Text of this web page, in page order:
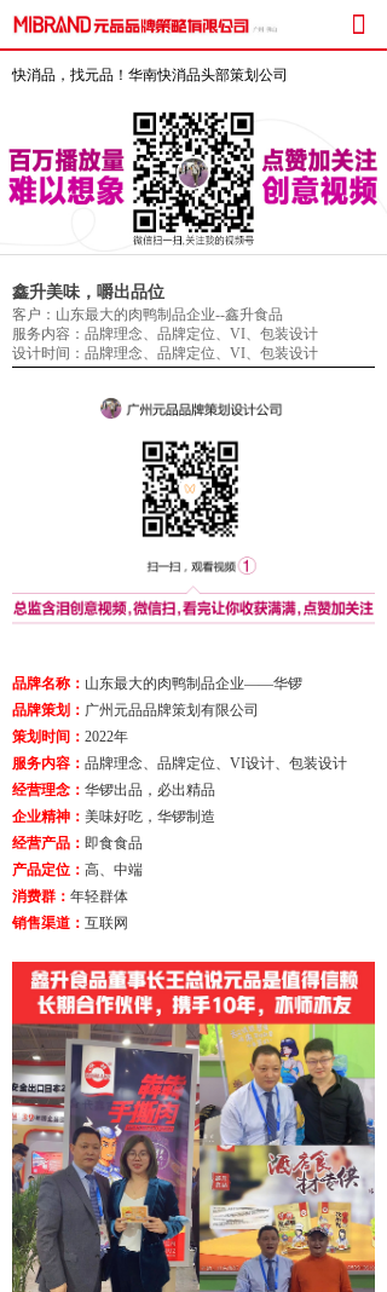

快消品，找元品！华南快消品头部策划公司
鑫升美味，嚼出品位
客户：山东最大的肉鸭制品企业--鑫升食品
服务内容：品牌理念、品牌定位、VI、包装设计
设计时间：品牌理念、品牌定位、VI、包装设计
品牌名称： 山东最大的肉鸭制品企业——华锣
品牌策划： 广州元品品牌策划有限公司
策划时间： 2022年
服务内容： 品牌理念、品牌定位、VI设计、包装设计
经营理念： 华锣出品，必出精品
企业精神： 美味好吃，华锣制造
经营产品： 即食食品
产品定位： 高、中端
消费群： 年轻群体
销售渠道： 互联网